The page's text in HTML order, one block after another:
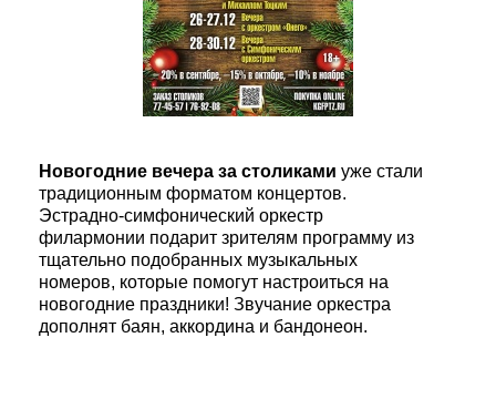
Новогодние вечера за столиками уже стали
традиционным форматом концертов.
Эстрадно-симфонический оркестр
филармонии подарит зрителям программу из
тщательно подобранных музыкальных
номеров, которые помогут настроиться на
новогодние праздники! Звучание оркестра
дополнят баян, аккордина и бандонеон.